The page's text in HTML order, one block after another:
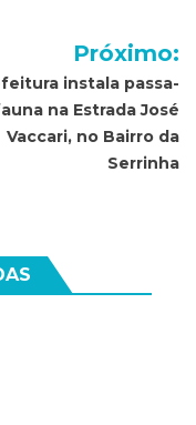
Próximo:
instala passa-
na Estrada José
Vaccari, no Bairro da
Serrinha